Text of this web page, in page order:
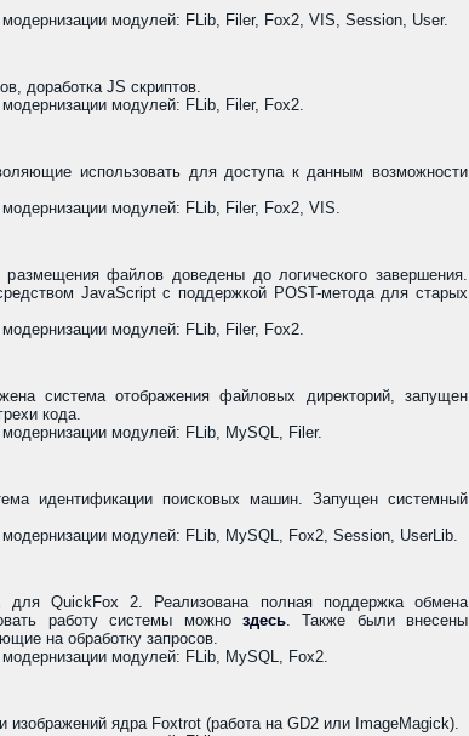
модулей: FLib, Filer, Fox2, VIS, Session, User.
доработка JS скриптов.
модулей: FLib, Filer, Fox2.
использовать для доступа к данным возможности
модулей: FLib, Filer, Fox2, VIS.
файлов доведены до логического завершения.
JavaScript с поддержкой POST-метода для старых
модулей: FLib, Filer, Fox2.
система отображения файловых директорий, запущен
кода.
модулей: FLib, MySQL, Filer.
идентификации поисковых машин. Запущен системный
модулей: FLib, MySQL, Fox2, Session, UserLib.
для QuickFox 2. Реализована полная поддержка обмена
работу системы можно здесь. Также были внесены
на обработку запросов.
модулей: FLib, MySQL, Fox2.
изображений ядра Foxtrot (работа на GD2 или ImageMagick).